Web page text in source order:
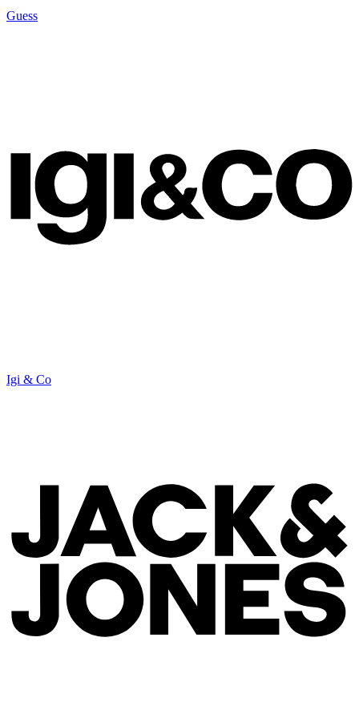
Guess
Igi & Co